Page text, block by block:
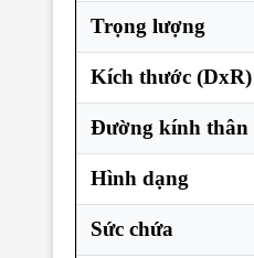
Trọng lượng
Kích thước (DxR)
Đường kính thân
Hình dạng
Sức chứa